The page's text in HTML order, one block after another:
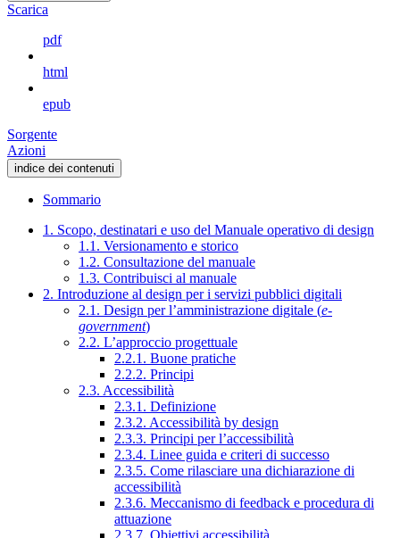
Scarica
pdf
html
epub
Sorgente
Azioni
indice dei contenuti
Sommario
1. Scopo, destinatari e uso del Manuale operativo di design
1.1. Versionamento e storico
1.2. Consultazione del manuale
1.3. Contribuisci al manuale
2. Introduzione al design per i servizi pubblici digitali
2.1. Design per l’amministrazione digitale (e-
government)
2.2. L’approccio progettuale
2.2.1. Buone pratiche
2.2.2. Principi
2.3. Accessibilità
2.3.1. Definizione
2.3.2. Accessibilità by design
2.3.3. Principi per l’accessibilità
2.3.4. Linee guida e criteri di successo
2.3.5. Come rilasciare una dichiarazione di
accessibilità
2.3.6. Meccanismo di feedback e procedura di
attuazione
2.3.7. Obiettivi accessibilità